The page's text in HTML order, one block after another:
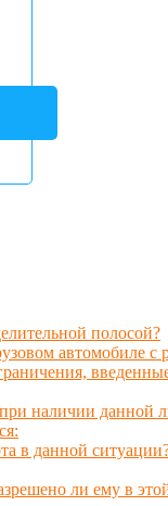
полосой?
автомобиле с
наличии данной
в данной
ли ему в